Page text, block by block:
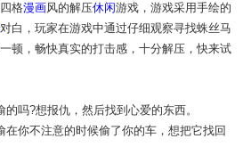
格漫画风的解压休闲游戏，游戏采用手绘的
对白，玩家在游戏中通过仔细观察寻找蛛丝马
顿，畅快真实的打击感，十分解压，快来试
的吗?想报仇，然后找到心爱的东西。
在你不注意的时候偷了你的车，想把它找回